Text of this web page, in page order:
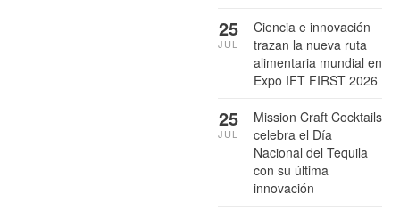
Ciencia e innovación
trazan la nueva ruta
alimentaria mundial en
Expo IFT FIRST 2026
25
JUL
Mission Craft Cocktails
celebra el Día
Nacional del Tequila
con su última
innovación
25
JUL